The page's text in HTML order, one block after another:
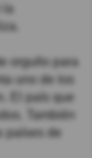
la
orgullo para
uno de los
El país que
También
países de